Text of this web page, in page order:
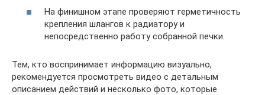
На финишном этапе проверяют герметичность
крепления шлангов к радиатору и
непосредственно работу собранной печки.
Тем, кто воспринимает информацию визуально,
рекомендуется просмотреть видео с детальным
описанием действий и несколько фото, которые